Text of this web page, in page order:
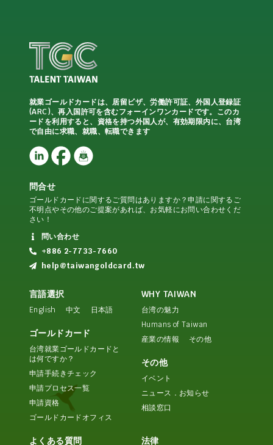
就業ゴールドカードは、居留ビザ、労働許可証、外国人登録証
(ARC)、再入国許可を含むフォーインワンカードです。このカ
ードを利用すると、資格を持つ外国人が、有効期限内に、台湾
で自由に求職、就職、転職できます
問合せ
ゴールドカードに関するご質問はありますか？申請に関するご
不明点やその他のご提案があれば、お気軽にお問い合わせくだ
さい！
問い合わせ
+886 2-7733-7660
help@taiwangoldcard.tw
言語選択
English 中文 日本語
ゴールドカード
台湾就業ゴールドカードと
は何ですか？
申請手続きチェック
申請プロセス一覧
申請資格
ゴールドカードオフィス
WHY TAIWAN
台湾の魅力
Humans of Taiwan
産業の情報
その他
その他
イベント
ニュース．お知らせ
相談窓口
よくある質問 法律